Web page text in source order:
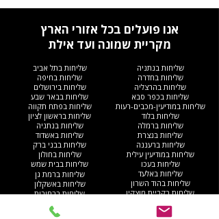
אנו פועלים בכל אזורי הארץ
מקריית שמונה ועד אילת
שליחות בנתניה
שליחות בחדרה
שליחות בהרצליה
שליחות בכפר סבא
שליחות במודיעין-מכבים-רעות
שליחות בתל אביב
שליחות בחיפה
שליחות בירושלים
שליחות בבאר שבע
שליחות בפתח תקווה
שליחות בלוד
שליחות ברמלה
שליחות בנצרת
שליחות ברעננה
שליחות במודיעין עילית
שליחות בראשון לציון
שליחות בנתניה
שליחות באשדוד
שליחות בבני ברק
שליחות בחולון
שליחות בבית שמש
שליחות בעכו
שליחות באלעד
שליחות בהוד השרון
שליחות בקריית מוצקין
שליחות בקריית ים​
שליחות ברמת גן
שליחות באשקלון
שליחות ברחובות
שליחות בבת ים
שליחות בקריית גת